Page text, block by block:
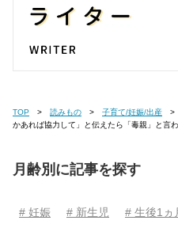
TOP 読みもの 子育て/妊娠/出産
かあれば協力して」と伝えたら「毒親」と
月齢別に記事を探す
# 妊娠 # 新生児 # 生後1ヵ